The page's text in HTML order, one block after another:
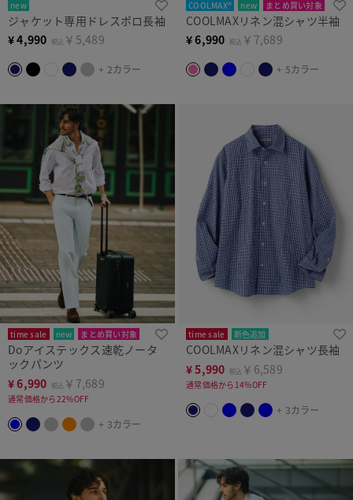
new
ジャケット専用ドレスポロ長袖
¥4,990 税込 ￥5,489
+ 2カラー
COOLMAX® new まとめ買い対象
COOLMAXリネン混シャツ半袖
¥6,990 税込 ￥7,689
+ 5カラー
time sale new まとめ買い対象
Doアイステックス速乾ノータ
ックパンツ
¥6,990 税込 ￥7,689
通常価格から22%OFF
+ 3カラー
time sale
新色追加
まとめ買い対象
COOLMAXリネン混シャツ長袖
¥5,990 税込 ￥6,589
通常価格から14%OFF
+ 3カラー